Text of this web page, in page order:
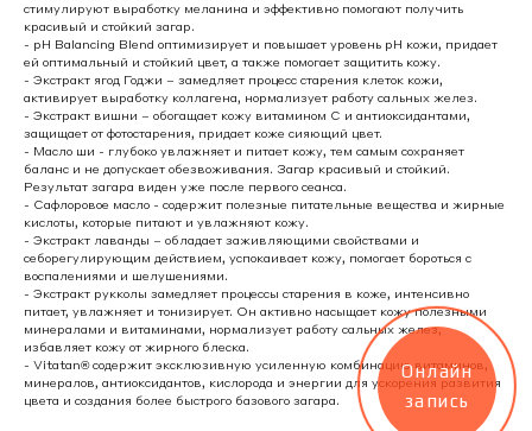
стимулируют выработку меланина и эффективно помогают получить
красивый и стойкий загар.
- pH Balancing Blend оптимизирует и повышает уровень pH кожи, придает
ей оптимальный и стойкий цвет, а также помогает защитить кожу.
- Экстракт ягод Годжи – замедляет процесс старения клеток кожи,
активирует выработку коллагена, нормализует работу сальных желез.
- Экстракт вишни – обогащает кожу витамином С и антиоксидантами,
защищает от фотостарения, придает коже сияющий цвет.
- Масло ши - глубоко увлажняет и питает кожу, тем самым сохраняет
баланс и не допускает обезвоживания. Загар красивый и стойкий.
Результат загара виден уже после первого сеанса.
- Сафлоровое масло - содержит полезные питательные вещества и жирные
кислоты, которые питают и увлажняют кожу.
- Экстракт лаванды – обладает заживляющими свойствами и
себорегулирующим действием, успокаивает кожу, помогает бороться с
воспалениями и шелушениями.
- Экстракт рукколы замедляет процессы старения в коже, интенсивно
питает, увлажняет и тонизирует. Он активно насыщает кожу полезными
минералами и витаминами, нормализует работу сальных желез,
избавляет кожу от жирного блеска.
- Vitatan® содержит эксклюзивную усиленную комбинацию витаминов,
минералов, антиоксидантов, кислорода и энергии для ускорения развития
цвета и создания более быстрого базового загара.
Онлайн
запись